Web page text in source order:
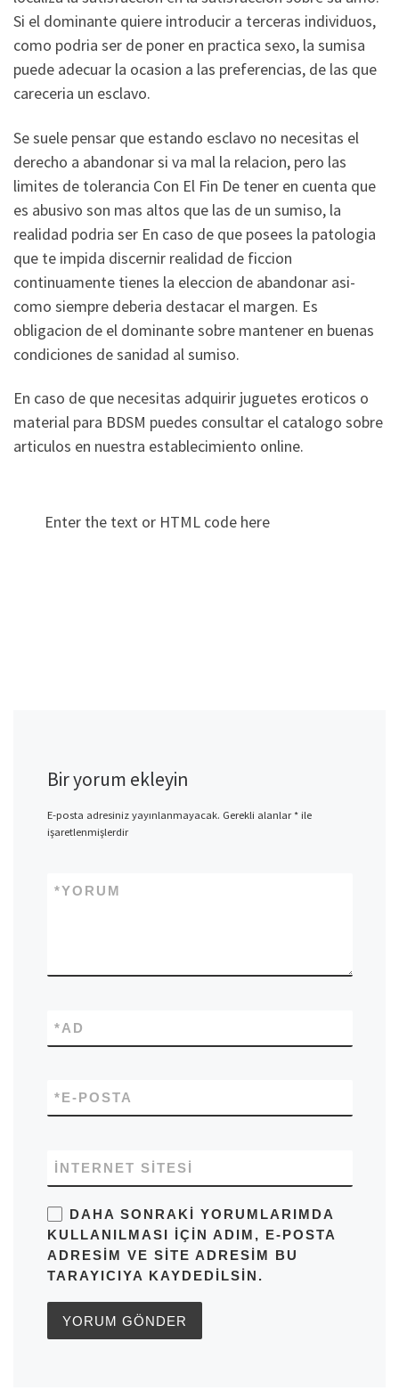
Si el dominante quiere introducir a terceras individuos,
como podri­a ser de poner en practica sexo, la sumisa
puede adecuar la ocasion a las preferencias, de las que
careceria un esclavo.
Se suele pensar que estando esclavo no necesitas el
derecho a abandonar si va mal la relacion, pero las
limites de tolerancia Con El Fin De tener en cuenta que
es abusivo son mas altos que las de un sumiso, la
realidad podri­a ser En caso de que posees la patologia
que te impida discernir realidad de ficcion
continuamente tienes la eleccion de abandonar asi­
como siempre deberia destacar el margen. Es
obligacion de el dominante sobre mantener en buenas
condiciones de sanidad al sumiso.
En caso de que necesitas adquirir juguetes eroticos o
material para BDSM puedes consultar el catalogo sobre
articulos en nuestra establecimiento online.
Enter the text or HTML code here
Bir yorum ekleyin
E-posta adresiniz yayınlanmayacak. Gerekli alanlar*ile
işaretlenmişlerdir
YORUM
*
AD
*
E-POSTA
*
İNTERNET SITESI
DAHA SONRAKI YORUMLARIMDA
KULLANILMASI IÇIN ADIM, E-POSTA
ADRESIM VE SITE ADRESIM BU
TARAYICIYA KAYDEDILSIN.